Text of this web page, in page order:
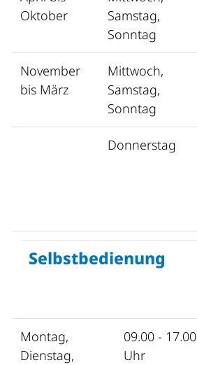
Oktober
Samstag,
Sonntag
November
bis März
Mittwoch,
Samstag,
Sonntag
Donnerstag
Selbstbedienung
Montag,
Dienstag,
09.00 - 17.00
Uhr